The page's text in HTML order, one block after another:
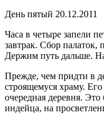
День пятый 20.12.2011
Часа в четыре запели
завтрак. Сбор
Держим путь дальше.
Прежде, чем придти в
строящемуся храму.
очередная деревня.
индейца, на